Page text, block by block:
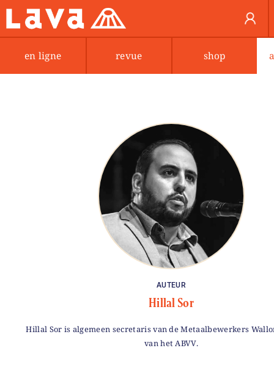
en ligne revue shop
AUTEUR
Hillal Sor
Hillal Sor is algemeen secretaris van de Metaalbewerkers
van het ABVV.